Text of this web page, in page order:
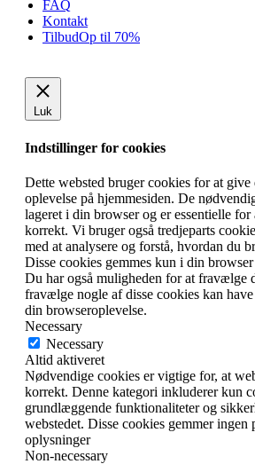
FAQ
Kontakt
TilbudOp til 70%
Luk
Indstillinger for cookies
Dette websted bruger cookies for at give
oplevelse på hjemmesiden. De
lageret i din browser og er essentielle
korrekt. Vi bruger også tredjeparts
med at analysere og forstå, hvordan du
Disse cookies gemmes kun i din
Du har også muligheden for at fravælge
fravælge nogle af disse cookies kan
din browseroplevelse.
Necessary
Necessary
Altid aktiveret
Nødvendige cookies er vigtige for, at
korrekt. Denne kategori inkluderer kun
grundlæggende funktionaliteter og
webstedet. Disse cookies gemmer ingen
oplysninger
Non-necessary